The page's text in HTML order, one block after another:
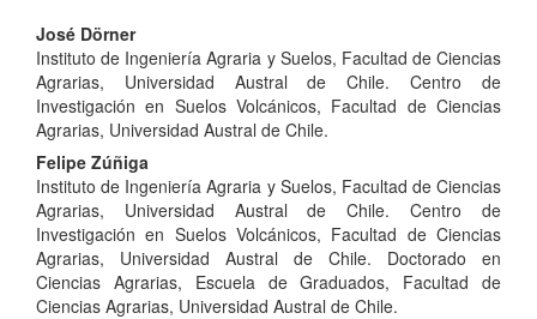
Contenido
principal
del
artículo
José Dörner
Instituto de Ingeniería Agraria y Suelos, Facultad de Ciencias
Agrarias, Universidad Austral de Chile. Centro de
Investigación en Suelos Volcánicos, Facultad de Ciencias
Agrarias, Universidad Austral de Chile.
Felipe Zúñiga
Instituto de Ingeniería Agraria y Suelos, Facultad de Ciencias
Agrarias, Universidad Austral de Chile. Centro de
Investigación en Suelos Volcánicos, Facultad de Ciencias
Agrarias, Universidad Austral de Chile. Doctorado en
Ciencias Agrarias, Escuela de Graduados, Facultad de
Ciencias Agrarias, Universidad Austral de Chile.